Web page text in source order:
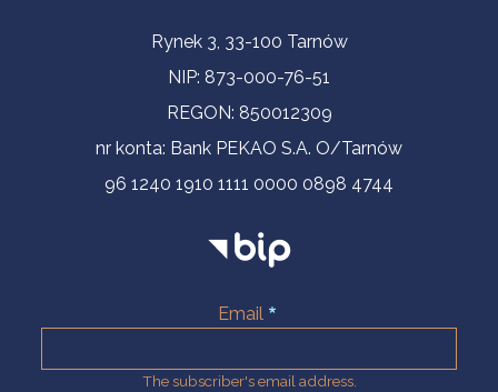
Contact InformationRynek 3, 33-100 Tarnów
NIP: 873-000-76-51
REGON: 850012309
nr konta: Bank PEKAO S.A. O/Tarnów
96 1240 1910 1111 0000 0898 4744
Email
The subscriber's email address.